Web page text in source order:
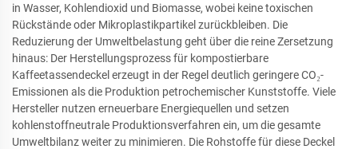
in Wasser, Kohlendioxid und Biomasse, wobei keine toxischen
Rückstände oder Mikroplastikpartikel zurückbleiben. Die
Reduzierung der Umweltbelastung geht über die reine Zersetzung
hinaus: Der Herstellungsprozess für kompostierbare
Kaffeetassendeckel erzeugt in der Regel deutlich geringere CO₂-
Emissionen als die Produktion petrochemischer Kunststoffe. Viele
Hersteller nutzen erneuerbare Energiequellen und setzen
kohlenstoffneutrale Produktionsverfahren ein, um die gesamte
Umweltbilanz weiter zu minimieren. Die Rohstoffe für diese Deckel